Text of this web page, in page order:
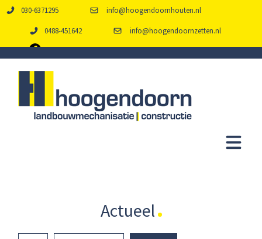
030-6371295 info@hoogendoornhouten.nl
0488-451642 info@hoogendoornzetten.nl
Actueel